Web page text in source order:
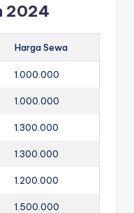
2024
Harga Sewa
1.000.000
1.000.000
1.300.000
1.300.000
1.200.000
1.500.000